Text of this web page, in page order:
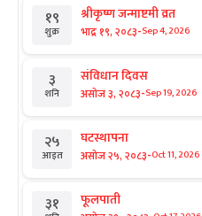
१९
शुक्र
श्रीकृष्ण जन्माष्टमी व्रत
भाद्र १९, २०८३-Sep 4, 2026
३
शनि
संविधान दिवस
असोज ३, २०८३-Sep 19, 2026
२५
आइत
घटस्थापना
असोज २५, २०८३-Oct 11, 2026
३१ फूलपाती